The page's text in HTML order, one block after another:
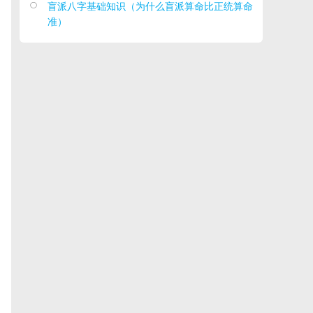

盲派八字基础知识（为什么盲派算命比正统算命
准）